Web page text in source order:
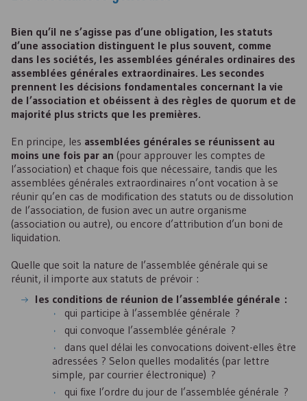
Bien qu’il ne s’agisse pas d’une obligation, les statuts
d’une association distinguent le plus souvent, comme
dans les sociétés, les assemblées générales ordinaires des
assemblées générales extraordinaires. Les secondes
prennent les décisions fondamentales concernant la vie
de l’association et obéissent à des règles de quorum et de
majorité plus stricts que les premières.
En principe, les assemblées générales se réunissent au
moins une fois par an (pour approuver les comptes de
l’association) et chaque fois que nécessaire, tandis que les
assemblées générales extraordinaires n’ont vocation à se
réunir qu’en cas de modification des statuts ou de dissolution
de l’association, de fusion avec un autre organisme
(association ou autre), ou encore d’attribution d’un boni de
liquidation.
Quelle que soit la nature de l’assemblée générale qui se
réunit, il importe aux statuts de prévoir :
les conditions de réunion de l’assemblée générale :
qui participe à l’assemblée générale ?
qui convoque l’assemblée générale ?
dans quel délai les convocations doivent-elles être
adressées ? Selon quelles modalités (par lettre
simple, par courrier électronique) ?
qui fixe l’ordre du jour de l’assemblée générale ?